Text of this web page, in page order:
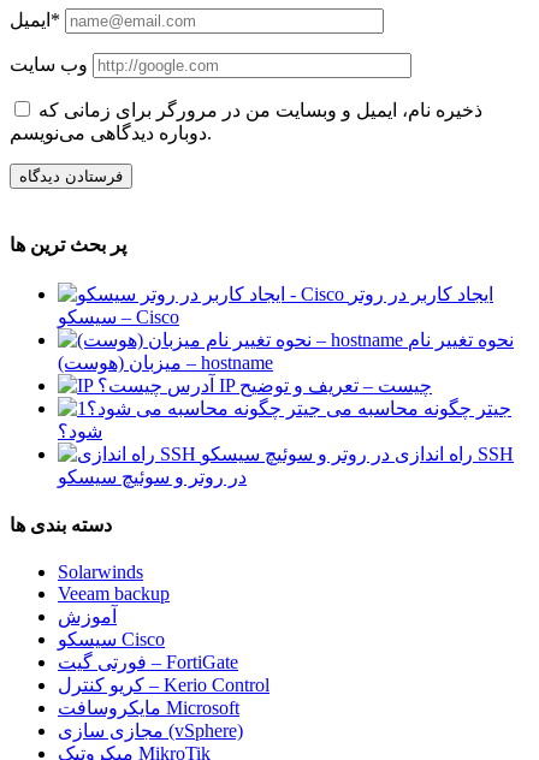
ایمیل*
وب سایت
ذخیره نام، ایمیل و وبسایت من در مرورگر برای زمانی که
دوباره دیدگاهی می‌نویسم.
پر بحث ترین ها
ایجاد کاربر در روتر
سیسکو – Cisco
نحوه تغییر نام
میزبان (هوست) – hostname
آدرس IP چیست – تعریف و توضیح
جیتر چگونه محاسبه می
شود؟
راه اندازی SSH
در روتر و سوئیچ سیسکو
دسته بندی ها
Solarwinds
Veeam backup
آموزش
سیسکو Cisco
فورتی گیت – FortiGate
کریو کنترل – Kerio Control
مایکروسافت Microsoft
مجازی سازی (vSphere)
میکروتیک MikroTik